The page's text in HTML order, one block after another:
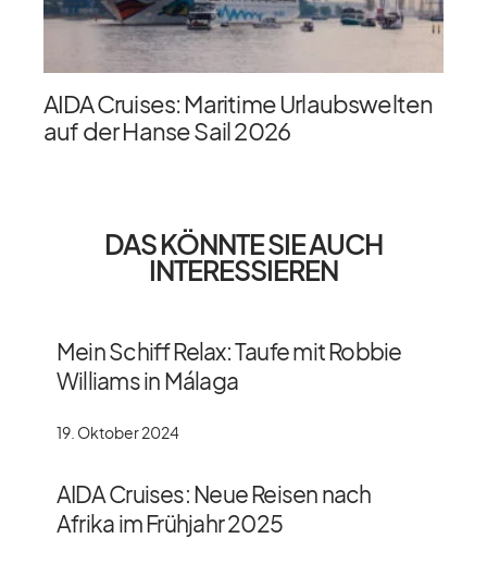
AIDA Cruises: Maritime Urlaubswelten
auf der Hanse Sail 2026
DAS KÖNNTE SIE AUCH
INTERESSIEREN
Mein Schiff Relax: Taufe mit Robbie
Williams in Málaga
19. Oktober 2024
AIDA Cruises: Neue Reisen nach
Afrika im Frühjahr 2025